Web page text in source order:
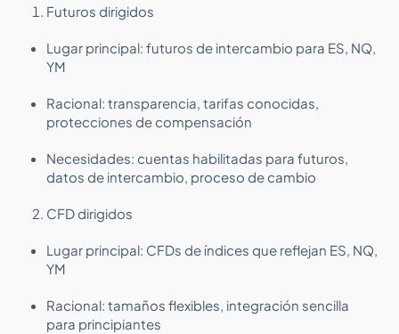
Futuros dirigidos
Lugar principal: futuros de intercambio para ES, NQ,
YM
Racional: transparencia, tarifas conocidas,
protecciones de compensación
Necesidades: cuentas habilitadas para futuros,
datos de intercambio, proceso de cambio
CFD dirigidos
Lugar principal: CFDs de índices que reflejan ES, NQ,
YM
Racional: tamaños flexibles, integración sencilla
para principiantes